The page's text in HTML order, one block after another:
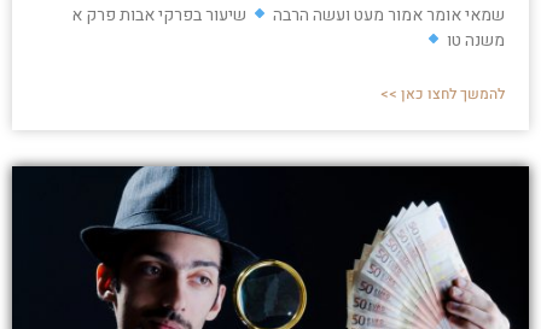
שמאי אומר אמור מעט ועשה הרבה
שיעור בפרקי אבות פרק א
משנה טו
להמשך לחצו כאן >>